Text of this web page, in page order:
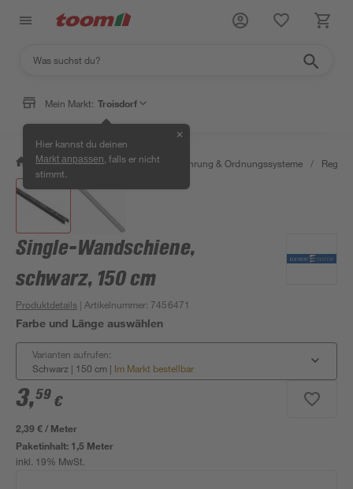
Mein Markt: Troisdorf
Hier kannst du deinen
Markt anpassen , falls er nicht
stimmt.
✕
/ Wohnen & Haushalt / Aufbewahrung & Ordnungssysteme / Regale
Single-Wandschiene,
schwarz, 150 cm
Produktdetails | Artikelnummer: 7456471
Farbe und Länge auswählen
Varianten aufrufen:
Schwarz | 150 cm | Im Markt bestellbar
3,59 €
2,39 € / Meter
Paketinhalt: 1,5 Meter
inkl. 19% MwSt.